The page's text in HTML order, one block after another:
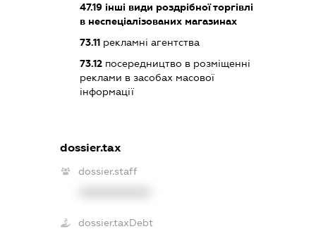
47.19інші види роздрібної торгівлі
в неспеціалізованих магазинах
73.11рекламні агентства
73.12посередництво в розміщенні
реклами в засобах масової
інформації
dossier.tax
dossier.staff
dossier.taxDebt